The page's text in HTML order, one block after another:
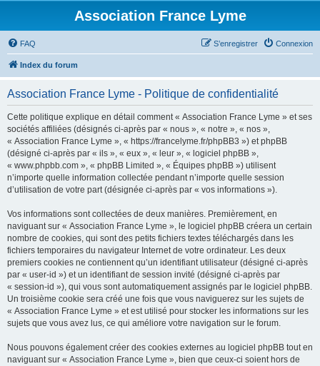
Association France Lyme
FAQ Connexion
S’enregistrer
Index du forum
Association France Lyme - Politique de confidentialité
Cette politique explique en détail comment « Association France Lyme » et ses
sociétés affiliées (désignés ci-après par « nous », « notre », « nos »,
« Association France Lyme », « https://francelyme.fr/phpBB3 ») et phpBB
(désigné ci-après par « ils », « eux », « leur », « logiciel phpBB »,
« www.phpbb.com », « phpBB Limited », « Équipes phpBB ») utilisent
n’importe quelle information collectée pendant n’importe quelle session
d’utilisation de votre part (désignée ci-après par « vos informations »).
Vos informations sont collectées de deux manières. Premièrement, en
naviguant sur « Association France Lyme », le logiciel phpBB créera un certain
nombre de cookies, qui sont des petits fichiers textes téléchargés dans les
fichiers temporaires du navigateur Internet de votre ordinateur. Les deux
premiers cookies ne contiennent qu’un identifiant utilisateur (désigné ci-après
par « user-id ») et un identifiant de session invité (désigné ci-après par
« session-id »), qui vous sont automatiquement assignés par le logiciel phpBB.
Un troisième cookie sera créé une fois que vous naviguerez sur les sujets de
« Association France Lyme » et est utilisé pour stocker les informations sur les
sujets que vous avez lus, ce qui améliore votre navigation sur le forum.
Nous pouvons également créer des cookies externes au logiciel phpBB tout en
naviguant sur « Association France Lyme », bien que ceux-ci soient hors de